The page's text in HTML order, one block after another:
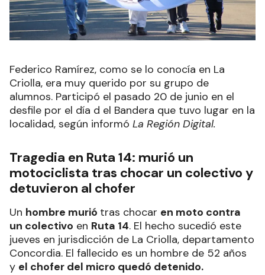
Federico Ramírez, como se lo conocía en La
Criolla, era muy querido por su grupo de
alumnos. Participó el pasado 20 de junio en el
desfile por el día d el Bandera que tuvo lugar en la
localidad, según informó La Región Digital.
Tragedia en Ruta 14: murió un
motociclista tras chocar un colectivo y
detuvieron al chofer
Un hombre murió tras chocar en moto contra
un colectivo en Ruta 14. El hecho sucedió este
jueves en jurisdicción de La Criolla, departamento
Concordia. El fallecido es un hombre de 52 años
y el chofer del micro quedó detenido.